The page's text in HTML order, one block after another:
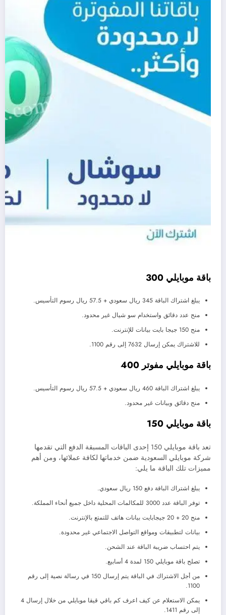
باقة موبايلي 300
يبلغ اشتراك الباقة 345 ريال سعودي + 57.5 ريال رسوم التأسيس.
منح عدد دقائق واستخدام سو شيال غير محدود.
منح 150 جيجا بايت بيانات للإنترنت.
للاشتراك يمكن إرسال 7632 إلى رقم 1100.
باقة موبايلي مفوتر 400
يبلغ اشتراك الباقة 460 ريال سعودي + 57.5 ريال رسوم التأسيس.
منح دقائق وبيانات غير محدود.
باقة موبايلي 150
تعد باقة موبايلي 150 إحدى الباقات المسبقة الدفع التي تقدمها
شركة موبايلي السعودية ضمن خدماتها لكافة عملائها، ومن أهم
مميزات تلك الباقة ما يلي:
يبلغ اشتراك الباقة دفع 150 ريال سعودي.
توفر الباقة عدد 3000 للمكالمات المحلية داخل جميع أنحاء المملكة.
منح 20 + 20 جيجابايت بيانات هاتف للتمتع بالإنترنت.
بيانات لتطبيقات ومواقع التواصل الاجتماعي غير محدودة.
يتم احتساب ضريبة الباقة عند الشحن.
تصلح باقة موبايلي 150 لمدة 4 أسابيع.
من أجل الاشتراك في الباقة يتم إرسال 150 في رسالة نصية إلى رقم
1100.
يمكن الاستعلام عن كيف اعرف كم باقي قيقا موبايلي من خلال إرسال 4
إلى رقم 1411.